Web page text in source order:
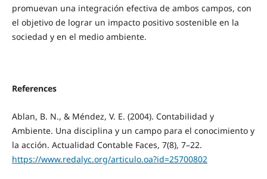
promuevan una integración efectiva de ambos campos, con
el objetivo de lograr un impacto positivo sostenible en la
sociedad y en el medio ambiente.
References
Ablan, B. N., & Méndez, V. E. (2004). Contabilidad y
Ambiente. Una disciplina y un campo para el conocimiento y
la acción. Actualidad Contable Faces, 7(8), 7–22.
https://www.redalyc.org/articulo.oa?id=25700802